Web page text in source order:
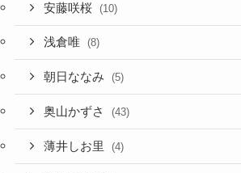
安藤咲桜 (10)
浅倉唯 (8)
朝日ななみ (5)
奥山かずさ (43)
薄井しお里 (4)